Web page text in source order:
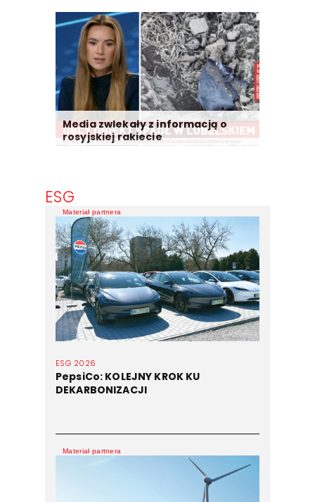
Media zwlekały z informacją o
rosyjskiej rakiecie
ESG
ESG 2026
PepsiCo: KOLEJNY KROK KU
DEKARBONIZACJI
Materiał partnera
Materiał partnera